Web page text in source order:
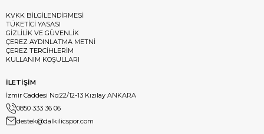
KVKK BİLGİLENDİRMESİ
TÜKETİCİ YASASI
GİZLİLİK VE GÜVENLİK
ÇEREZ AYDINLATMA METNİ
ÇEREZ TERCİHLERİM
KULLANIM KOŞULLARI
İLETİŞİM
İzmir Caddesi No:22/12-13 Kızılay ANKARA
0850 333 36 06
destek@dalkilicspor.com